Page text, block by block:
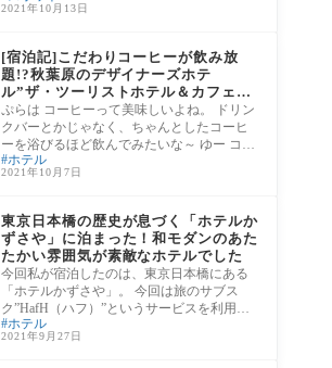
2021年10月13日
[宿泊記]こだわりコーヒーが飲み放
題!?秋葉原のデザイナーズホテ
ル”ザ・ツーリストホテル＆カフェ秋
葉原”に泊まった！
ぷらは コーヒーって美味しいよね。 ドリン
クバーとかじゃなく、ちゃんとしたコーヒ
ーを浴びるほど飲んでみたいな～ ゆー コー
ヒホテル
2021年10月7日
東京日本橋の歴史が息づく「ホテルか
ずさや」に泊まった！和モダンのあた
たかい雰囲気が素敵なホテルでした
今回私が宿泊したのは、東京日本橋にある
「ホテルかずさや」。 今回は旅のサブス
ク”HafH（ハフ）”というサービスを利用し
て宿泊
ホテル
2021年9月27日